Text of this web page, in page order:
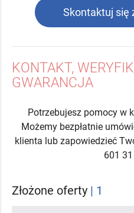
Skontaktuj się
KONTAKT,
GWARANCJA
Potrzebujesz pomocy w
Możemy bezpłatnie
klienta lub zapowiedzieć
601
Złożone oferty | 1